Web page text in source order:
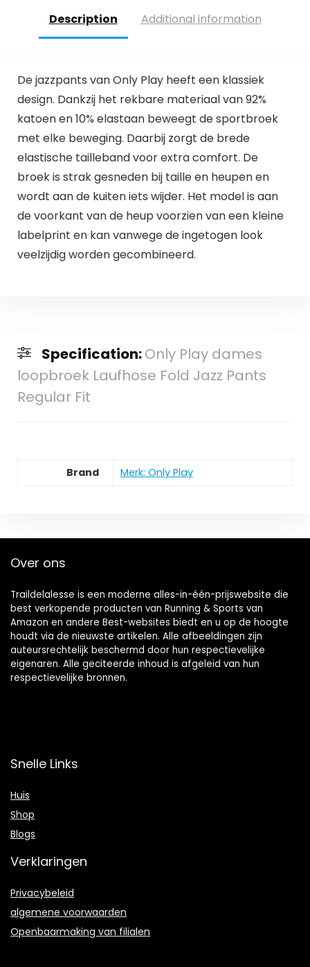
Description Additional information
De jazzpants van Only Play heeft een klassiek
design. Dankzij het rekbare materiaal van 92%
katoen en 10% elastaan beweegt de sportbroek
met elke beweging. Daarbij zorgt de brede
elastische tailleband voor extra comfort. De
broek is strak gesneden bij taille en heupen en
wordt aan de kuiten iets wijder. Het model is aan
de voorkant van de heup voorzien van een kleine
labelprint en kan vanwege de ingetogen look
veelzijdig worden gecombineerd.
Specification:Only Play dames
loopbroek Laufhose Fold Jazz Pants
Regular Fit
Brand Merk: Only Play
Over ons
Traildelalesse is een moderne alles-in-één-prijswebsite die
best verkopende producten van Running & Sports van
Amazon en andere Best-websites biedt en u op de hoogte
houdt via de nieuwste artikelen. Alle afbeeldingen zijn
auteursrechtelijk beschermd door hun respectievelijke
eigenaren. Alle geciteerde inhoud is afgeleid van hun
respectievelijke bronnen.
Snelle Links
Huis
Shop
Blogs
Verklaringen
Privacybeleid
algemene voorwaarden
Openbaarmaking van filialen